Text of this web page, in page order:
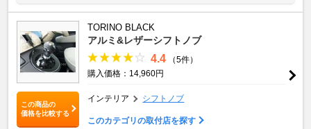
この商品の
価格を比較する
TORINO BLACK
アルミ&レザーシフトノブ
4.4
（5件）
購入価格：14,960円
インテリア シフトノブ
このカテゴリの取付店を探す